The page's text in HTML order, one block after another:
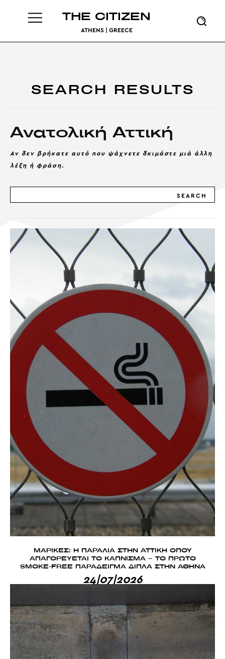
THE CITIZEN
ATHENS | GREECE
SEARCH RESULTS
Ανατολική Αττική
Αν δεν βρήκατε αυτό που ψάχνετε δκιμάστε μιά άλλη
λέξη ή φράση.
SEARCH
ΜΑΡΙΚΕΣ: Η ΠΑΡΑΛΙΑ ΣΤΗΝ ΑΤΤΙΚΗ ΟΠΟΥ
ΑΠΑΓΟΡΕΥΕΤΑΙ ΤΟ ΚΑΠΝΙΣΜΑ – ΤΟ ΠΡΩΤΟ
SMOKE-FREE ΠΑΡΑΔΕΙΓΜΑ ΔΙΠΛΑ ΣΤΗΝ ΑΘΗΝΑ
24|07|2026